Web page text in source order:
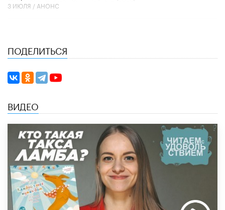
3 ИЮЛЯ / АНОНС
ПОДЕЛИТЬСЯ
ВИДЕО